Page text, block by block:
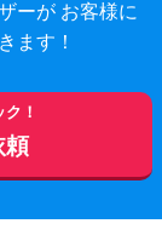
ーが お客様に
ます！
！
頼